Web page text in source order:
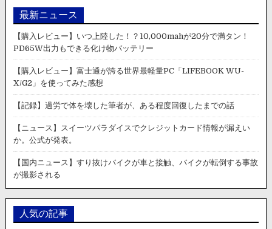
最新ニュース
【購入レビュー】いつ上陸した！？10,000mahが20分で満タン！
PD65W出力もできる化け物バッテリー
【購入レビュー】富士通が誇る世界最軽量PC「LIFEBOOK WU-
X/G2」を使ってみた感想
【記録】過労で体を壊した筆者が、ある程度回復したまでの話
【ニュース】スイーツパラダイスでクレジットカード情報が漏えい
か。公式が発表。
【国内ニュース】すり抜けバイクが車と接触、バイクが転倒する事故
が撮影される
人気の記事